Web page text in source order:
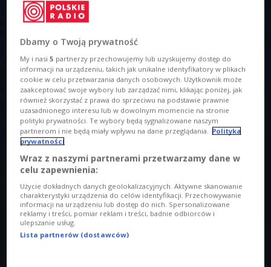
Palestyńskie dzieci w ruinach zabudowań w Strefie Gazy
Foto: Pixabay
(Domena publiczna)
O AUDYCJI
00:00
Tytuł
Palestyński hip-hop opowiada o wojnie
Prowadzący
Szajkowski Maciej
Dbamy o Twoją prywatność
My i nasi5 partnerzy przechowujemy lub uzyskujemy dostęp do
informacji na urządzeniu, takich jak unikalne identyfikatory w plikach
cookie w celu przetwarzania danych osobowych. Użytkownik może
zaakceptować swoje wybory lub zarządzać nimi, klikając poniżej, jak
również skorzystać z prawa do sprzeciwu na podstawie prawnie
uzasadnionego interesu lub w dowolnym momencie na stronie
polityki prywatności. Te wybory będą sygnalizowane naszym
partnerom i nie będą miały wpływu na dane przeglądania. Polityka
prywatności
Wraz z naszymi partnerami przetwarzamy dane w
celu zapewnienia:
Użycie dokładnych danych geolokalizacyjnych. Aktywne skanowanie
charakterystyki urządzenia do celów identyfikacji. Przechowywanie
informacji na urządzeniu lub dostęp do nich. Spersonalizowane
reklamy i treści, pomiar reklam i treści, badnie odbiorców i
ulepszanie usług.
Lista partnerów (dostawców)